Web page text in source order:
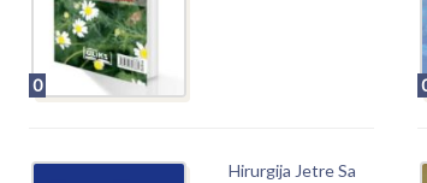
0
Hirurgija Jetre Sa